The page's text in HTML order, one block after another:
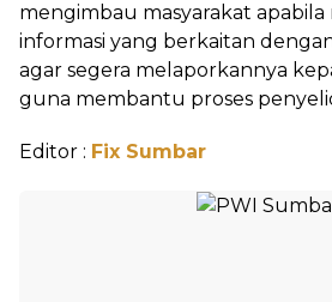
mengimbau masyarakat
informasi yang berkaitan
agar segera melaporkannya
guna membantu proses
Editor : Fix Sumbar